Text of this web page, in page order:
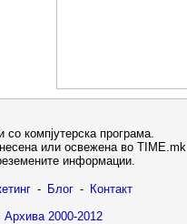
компјутерска програма.
или освежена во TIME.mk
информации.
- Блог - Контакт
Архива 2000-2012